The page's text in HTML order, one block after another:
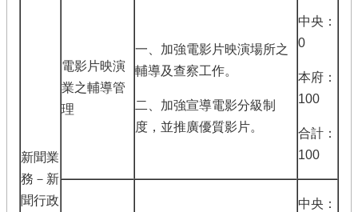
新聞業
務－新
聞行政
電影片映演
業之輔導管
理
一、加強電影片映演場所之
輔導及查察工作。
二、加強宣導電影分級制
度，並推廣優質影片。
中央：
0
本府：
100
合計：
100
中央：